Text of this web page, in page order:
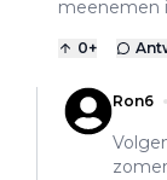
meenemen
0+
Ron6